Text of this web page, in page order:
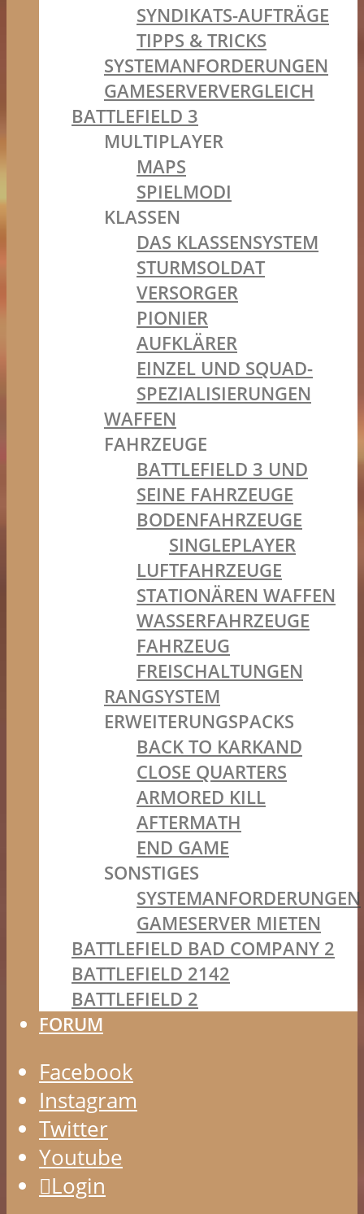
SYNDIKATS-AUFTRÄGE
TIPPS & TRICKS
SYSTEMANFORDERUNGEN
GAMESERVERVERGLEICH
BATTLEFIELD 3
MULTIPLAYER
MAPS
SPIELMODI
KLASSEN
DAS KLASSENSYSTEM
STURMSOLDAT
VERSORGER
PIONIER
AUFKLÄRER
EINZEL UND SQUAD-
SPEZIALISIERUNGEN
WAFFEN
FAHRZEUGE
BATTLEFIELD 3 UND
SEINE FAHRZEUGE
BODENFAHRZEUGE
SINGLEPLAYER
LUFTFAHRZEUGE
STATIONÄREN WAFFEN
WASSERFAHRZEUGE
FAHRZEUG
FREISCHALTUNGEN
RANGSYSTEM
ERWEITERUNGSPACKS
BACK TO KARKAND
CLOSE QUARTERS
ARMORED KILL
AFTERMATH
END GAME
SONSTIGES
SYSTEMANFORDERUNGEN
GAMESERVER MIETEN
BATTLEFIELD BAD COMPANY 2
BATTLEFIELD 2142
BATTLEFIELD 2
FORUM
Facebook
Instagram
Twitter
Youtube
Login